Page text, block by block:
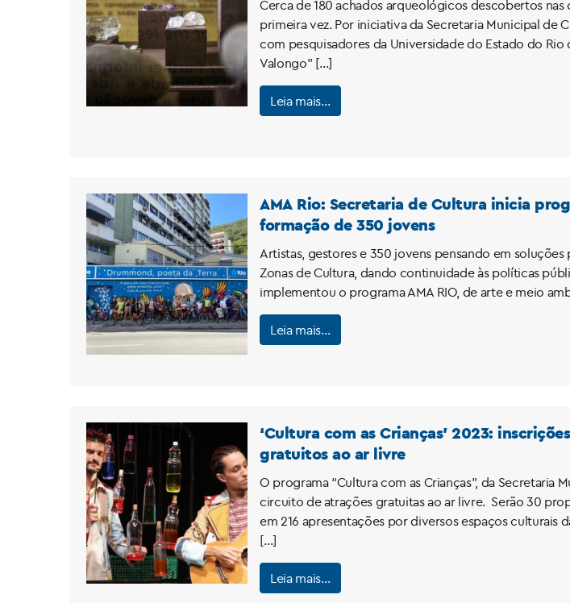
Cerca de 180 achados arqueológicos descobertos
primeira vez. Por iniciativa da Secretaria Municipal de
com pesquisadores da Universidade do Estado do Rio
Valongo” […]
Leia mais…
AMA Rio: Secretaria de Cultura inicia
formação de 350 jovens
Artistas, gestores e 350 jovens pensando em
Zonas de Cultura, dando continuidade às políticas
implementou o programa AMA RIO, de arte e meio
Leia mais…
‘Cultura com as Crianças’ 2023:
gratuitos ao ar livre
O programa “Cultura com as Crianças”, da Secretaria
circuito de atrações gratuitas ao ar livre. Serão 30
em 216 apresentações por diversos espaços culturais
[…]
Leia mais…